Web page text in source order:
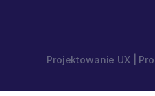
Projektowanie UX |